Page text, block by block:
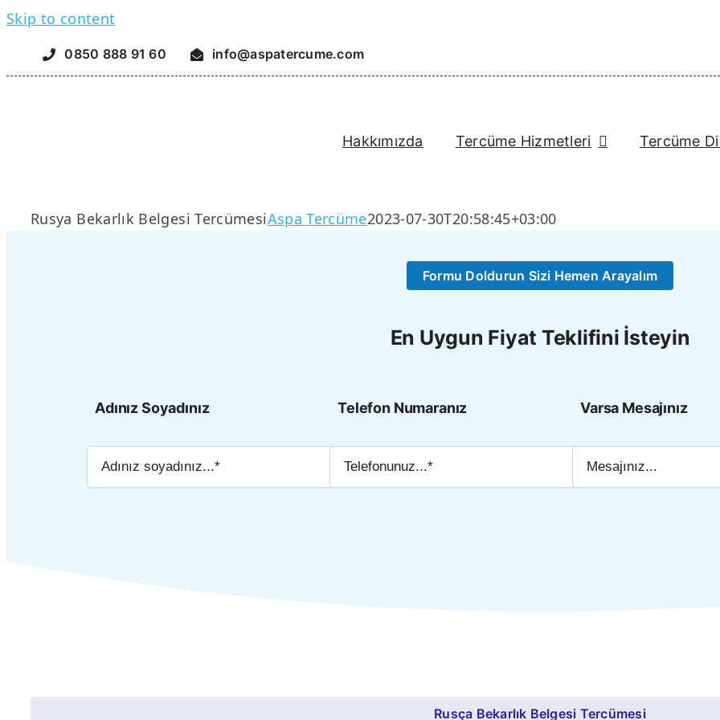
Skip to content
0850 888 91 60 info@aspatercume.com
Hakkımızda Tercüme Hizmetleri Tercüme
Rusya Bekarlık Belgesi TercümesiAspa Tercüme2023-07-30T20:58:45+03:00
Formu Doldurun Sizi Hemen Arayalım
En Uygun Fiyat Teklifini İsteyin
Adınız Soyadınız Telefon Numaranız Varsa Mesajınız
Rusça Bekarlık Belgesi Tercümesi